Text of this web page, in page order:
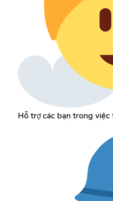
Hỗ trợ các bạn trong việc